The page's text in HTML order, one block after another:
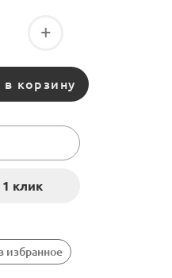
+
корзину
избранное